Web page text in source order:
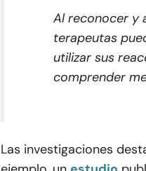
Al reconocer y
terapeutas
utilizar sus
comprender
Las investigaciones